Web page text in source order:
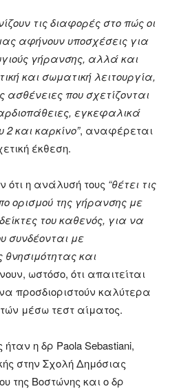
τις διαφορές στο πώς οι
αφήνουν υποσχέσεις για
γήρανσης, αλλά και
και σωματική λειτουργία,
ασθένειες που σχετίζονται
εγκεφαλικά
2 και καρκίνο”, αναφέρεται
έκθεση.
ότι η ανάλυσή τους “θέτει τις
ορισμού της γήρανσης με
του καθενός, για να
συνδέονται με
θνησιμότητας και
ωστόσο, ότι απαιτείται
προσδιοριστούν καλύτερα
μέσω τεστ αίματος.
η δρ Paola Sebastiani,
στην Σχολή Δημόσιας
της Βοστώνης και ο δρ